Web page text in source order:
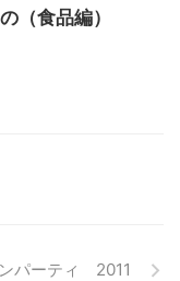
（食品編）
パーティ 2011